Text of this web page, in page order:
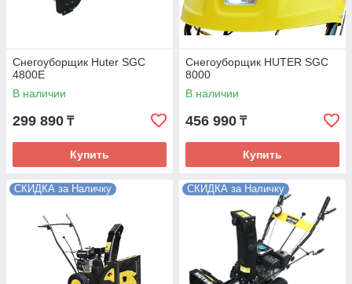
Снегоуборщик Huter SGC
4800E
В наличии
299 890 ₸
Купить
Снегоуборщик HUTER SGC
8000
В наличии
456 990 ₸
Купить
СКИДКА за Наличку СКИДКА за Наличку